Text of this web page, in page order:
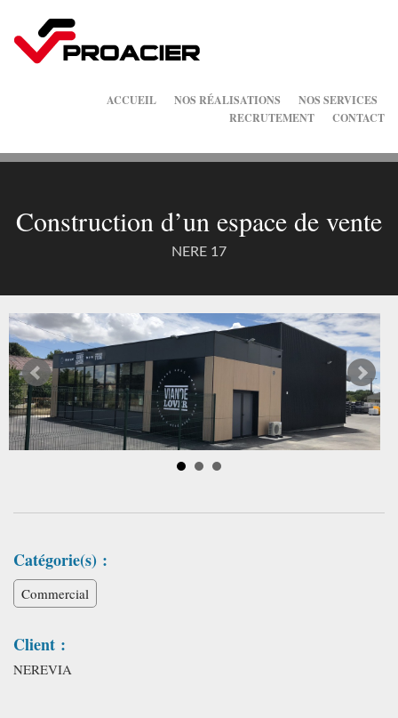
ACCUEIL NOS RÉALISATIONS
NOS SERVICES
RECRUTEMENT
CONTACT
Construction d’un espace de vente
NERE 17
Catégorie(s) :
Commercial
Client :
NEREVIA